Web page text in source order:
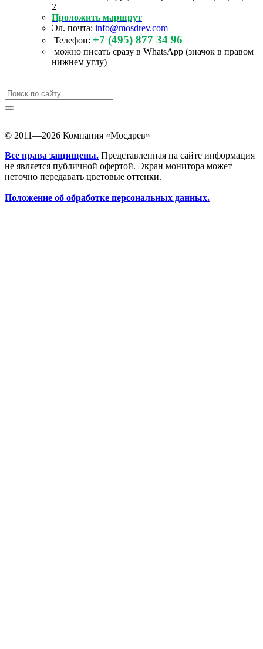
2
Проложить маршрут
Эл. почта: info@mosdrev.com
Телефон: +7 (495) 877 34 96
можно писать сразу в WhatsApp (значок в правом
нижнем углу)
© 2011—2026 Компания «Мосдрев»
Все права защищены. Представленная на сайте информация
не является публичной офертой. Экран монитора может
неточно передавать цветовые оттенки.
Положение об обработке персональных данных.